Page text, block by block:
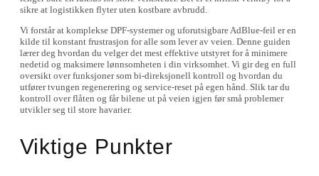
sikre at logistikken flyter uten kostbare avbrudd.
Vi forstår at komplekse DPF-systemer og uforutsigbare AdBlue-feil er en
kilde til konstant frustrasjon for alle som lever av veien. Denne guiden
lærer deg hvordan du velger det mest effektive utstyret for å minimere
nedetid og maksimere lønnsomheten i din virksomhet. Vi gir deg en full
oversikt over funksjoner som bi-direksjonell kontroll og hvordan du
utfører tvungen regenerering og service-reset på egen hånd. Slik tar du
kontroll over flåten og får bilene ut på veien igjen før små problemer
utvikler seg til store havarier.
Viktige Punkter